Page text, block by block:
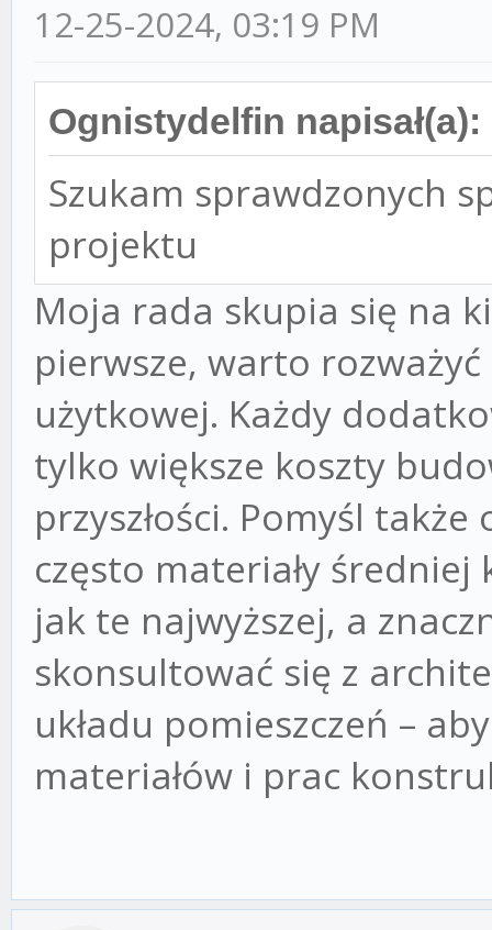
12-25-2024, 03:19 PM
Ognistydelfin napisał(a):
Szukam sprawdzonych
projektu
Moja rada skupia się na
pierwsze, warto
użytkowej. Każdy
tylko większe koszty
przyszłości. Pomyśl
często materiały
jak te najwyższej, a
skonsultować się z
układu pomieszczeń –
materiałów i prac